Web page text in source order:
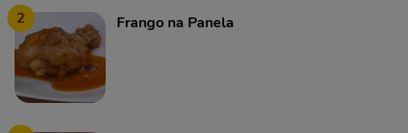
2 Frango na Panela